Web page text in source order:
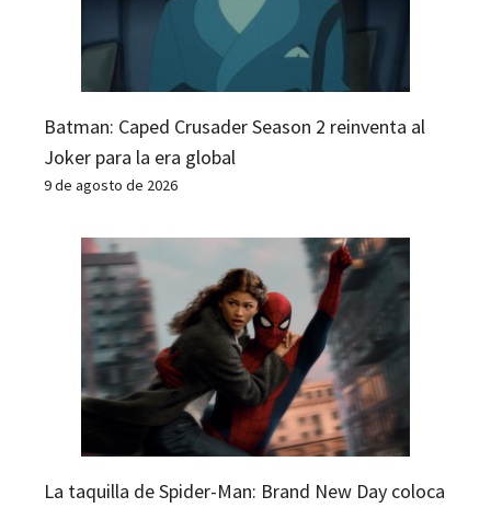
Batman: Caped Crusader Season 2 reinventa al
Joker para la era global
9 de agosto de 2026
La taquilla de Spider-Man: Brand New Day coloca